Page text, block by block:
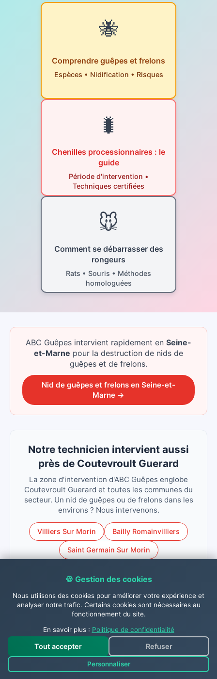
🐝
Comprendre guêpes et frelons
Espèces • Nidification • Risques
🐛
Chenilles processionnaires : le
guide
Période d'intervention •
Techniques certifiées
🐭
Comment se débarrasser des
rongeurs
Rats • Souris • Méthodes
homologuées
ABC Guêpes intervient rapidement en Seine-
et-Marne pour la destruction de nids de
guêpes et de frelons.
Nid de guêpes et frelons en Seine-et-
Marne →
Notre technicien intervient aussi
près de Coutevroult Guerard
La zone d'intervention d'ABC Guêpes englobe
Coutevroult Guerard et toutes les communes du
secteur. Un nid de guêpes ou de frelons dans les
environs ? Nous intervenons.
Villiers Sur Morin Bailly Romainvilliers
Saint Germain Sur Morin
Contactez-nous dès
maintenant !
🍪 Gestion des cookies
Nous utilisons des cookies pour améliorer votre expérience et
analyser notre trafic. Certains cookies sont nécessaires au
fonctionnement du site.
En savoir plus : Politique de confidentialité
Tout accepter
Personnaliser
Refuser